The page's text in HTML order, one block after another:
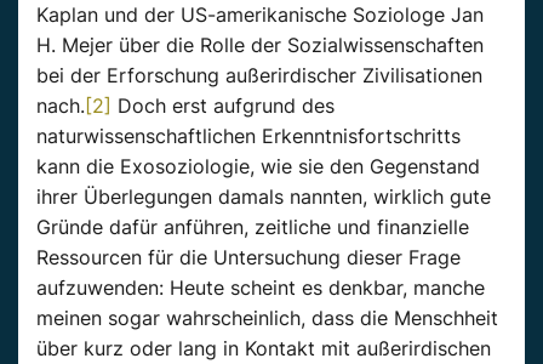
Kaplan und der US-amerikanische Soziologe Jan
H. Mejer über die Rolle der Sozialwissenschaften
bei der Erforschung außerirdischer Zivilisationen
nach.[2] Doch erst aufgrund des
naturwissenschaftlichen Erkenntnisfortschritts
kann die Exosoziologie, wie sie den Gegenstand
ihrer Überlegungen damals nannten, wirklich gute
Gründe dafür anführen, zeitliche und finanzielle
Ressourcen für die Untersuchung dieser Frage
aufzuwenden: Heute scheint es denkbar, manche
meinen sogar wahrscheinlich, dass die Menschheit
über kurz oder lang in Kontakt mit außerirdischen